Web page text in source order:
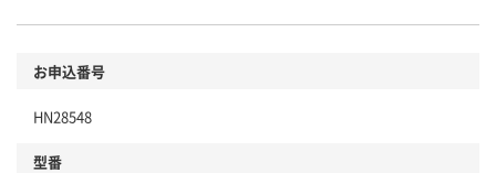
お申込番号
HN28548
型番